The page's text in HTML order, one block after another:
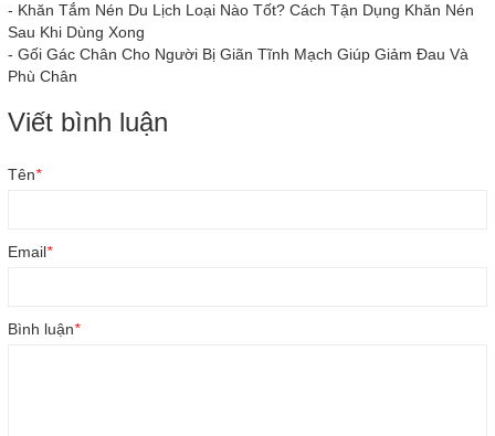
- Khăn Tắm Nén Du Lịch Loại Nào Tốt? Cách Tận Dụng Khăn Nén
Sau Khi Dùng Xong
- Gối Gác Chân Cho Người Bị Giãn Tĩnh Mạch Giúp Giảm Đau Và
Phù Chân
Viết bình luận
Tên*
Email*
Bình luận*